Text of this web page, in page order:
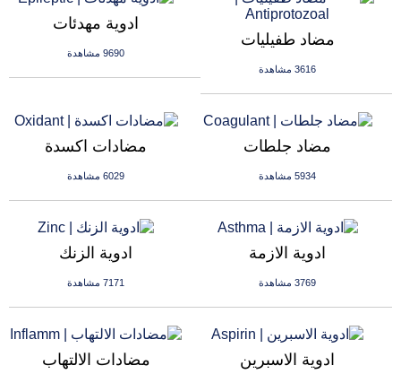
ادوية مهدئات
9690 مشاهدة
مضاد طفيليات
3616 مشاهدة
مضادات اكسدة
6029 مشاهدة
مضاد جلطات
5934 مشاهدة
ادوية الزنك
7171 مشاهدة
ادوية الازمة
3769 مشاهدة
مضادات الالتهاب ادوية الاسبرين